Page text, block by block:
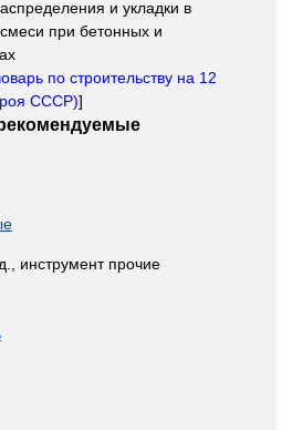
и укладки в
при бетонных и
по строительству на 12
СССР)]
инструмент прочие